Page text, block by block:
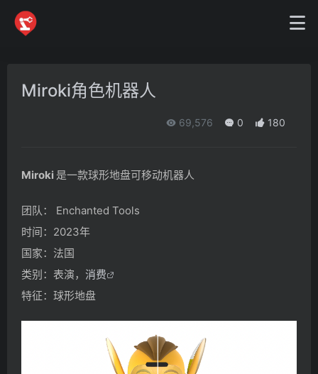
Miroki角色机器人
69,576 0 180
Miroki 是一款球形地盘可移动机器人
团队： Enchanted Tools
时间：2023年
国家：法国
类别：表演， 消费
特征：球形地盘